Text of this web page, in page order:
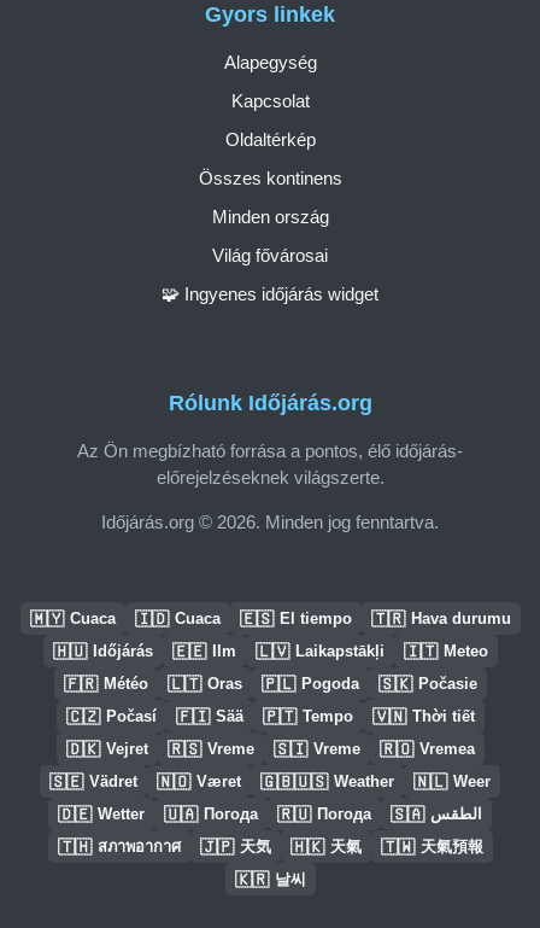
Rólunk Időjárás.org
Az Ön megbízható forrása a pontos, élő időjárás-
előrejelzéseknek világszerte.
Időjárás.org © 2026. Minden jog fenntartva.
Gyors linkek
Alapegység
Kapcsolat
Oldaltérkép
Összes kontinens
Minden ország
Világ fővárosai
🧩 Ingyenes időjárás widget
🇲🇾 Cuaca 🇮🇩 Cuaca 🇪🇸 El tiempo 🇹🇷 Hava durumu
🇭🇺 Időjárás 🇪🇪 Ilm 🇱🇻 Laikapstākļi 🇮🇹 Meteo
🇫🇷 Météo 🇱🇹 Oras 🇵🇱 Pogoda 🇸🇰 Počasie
🇨🇿 Počasí 🇫🇮 Sää 🇵🇹 Tempo 🇻🇳 Thời tiết
🇩🇰 Vejret 🇷🇸 Vreme 🇸🇮 Vreme 🇷🇴 Vremea
🇸🇪 Vädret 🇳🇴 Været 🇬🇧🇺🇸 Weather 🇳🇱 Weer
🇩🇪 Wetter 🇺🇦 Погода 🇷🇺 Погода 🇸🇦 الطقس
🇹🇭 สภาพอากาศ 🇯🇵 天気 🇭🇰 天氣 🇹🇼 天氣預報
🇰🇷 날씨